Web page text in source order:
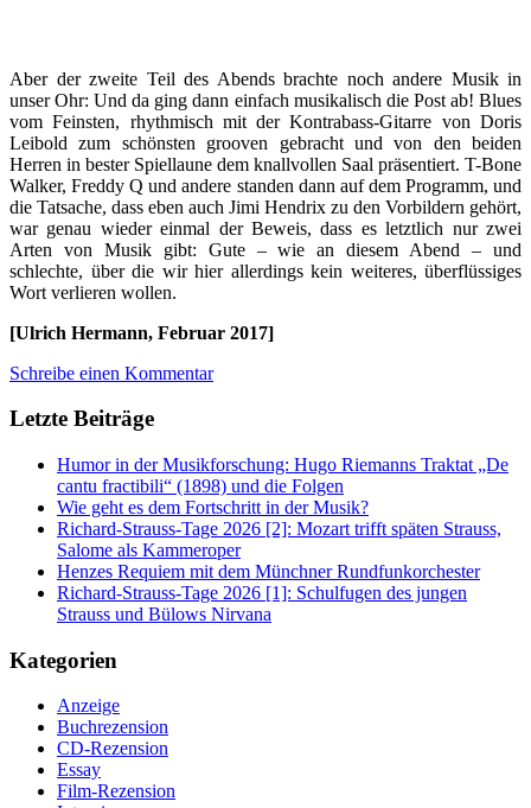
Aber der zweite Teil des Abends brachte noch andere Musik in
unser Ohr: Und da ging dann einfach musikalisch die Post ab! Blues
vom Feinsten, rhythmisch mit der Kontrabass-Gitarre von Doris
Leibold zum schönsten grooven gebracht und von den beiden
Herren in bester Spiellaune dem knallvollen Saal präsentiert. T-Bone
Walker, Freddy Q und andere standen dann auf dem Programm, und
die Tatsache, dass eben auch Jimi Hendrix zu den Vorbildern gehört,
war genau wieder einmal der Beweis, dass es letztlich nur zwei
Arten von Musik gibt: Gute – wie an diesem Abend – und
schlechte, über die wir hier allerdings kein weiteres, überflüssiges
Wort verlieren wollen.
[Ulrich Hermann, Februar 2017]
Schreibe einen Kommentar
Letzte Beiträge
Humor in der Musikforschung: Hugo Riemanns Traktat „De
cantu fractibili“ (1898) und die Folgen
Wie geht es dem Fortschritt in der Musik?
Richard-Strauss-Tage 2026 [2]: Mozart trifft späten Strauss,
Salome als Kammeroper
Henzes Requiem mit dem Münchner Rundfunkorchester
Richard-Strauss-Tage 2026 [1]: Schulfugen des jungen
Strauss und Bülows Nirvana
Kategorien
Anzeige
Buchrezension
CD-Rezension
Essay
Film-Rezension